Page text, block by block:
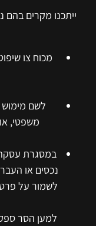
ייתכנו מקרים בהם
מכוח צו
לשם מימוש
משפטי,
במסגרת עסקה
נכסים או
לשמור על
למען הסר